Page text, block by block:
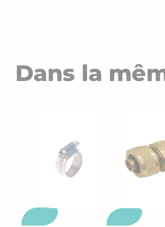
Dans la